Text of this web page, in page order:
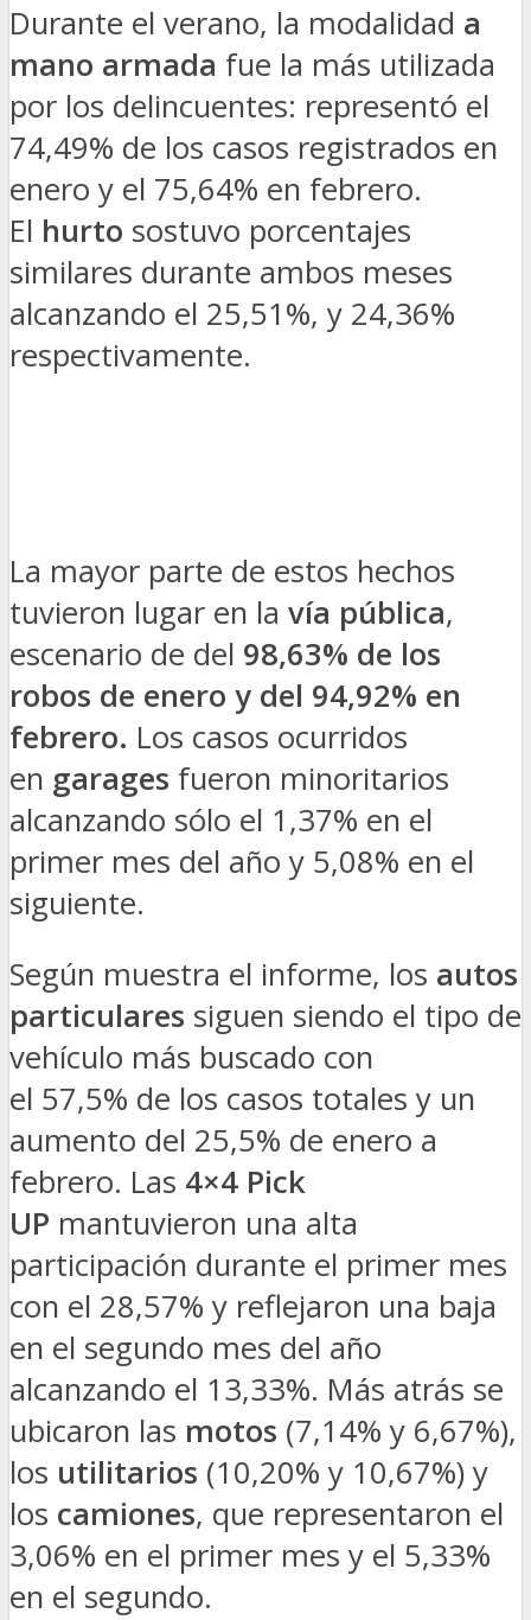
Durante el verano, la modalidad a
mano armada fue la más utilizada
por los delincuentes: representó el
74,49% de los casos registrados en
enero y el 75,64% en febrero.
El hurto sostuvo porcentajes
similares durante ambos meses
alcanzando el 25,51%, y 24,36%
respectivamente.
La mayor parte de estos hechos
tuvieron lugar en la vía pública,
escenario de del 98,63% de los
robos de enero y del 94,92% en
febrero. Los casos ocurridos
en garages fueron minoritarios
alcanzando sólo el 1,37% en el
primer mes del año y 5,08% en el
siguiente.
Según muestra el informe, los autos
particulares siguen siendo el tipo de
vehículo más buscado con
el 57,5% de los casos totales y un
aumento del 25,5% de enero a
febrero. Las 4×4 Pick
UP mantuvieron una alta
participación durante el primer mes
con el 28,57% y reflejaron una baja
en el segundo mes del año
alcanzando el 13,33%. Más atrás se
ubicaron las motos (7,14% y 6,67%),
los utilitarios (10,20% y 10,67%) y
los camiones, que representaron el
3,06% en el primer mes y el 5,33%
en el segundo.